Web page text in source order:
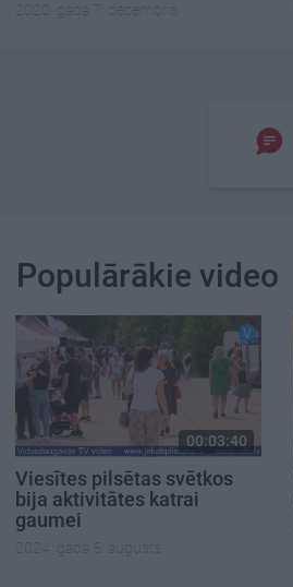
2020. gada 7. decembris
Populārākie video
00:03:40
Viesītes pilsētas svētkos
bija aktivitātes katrai
gaumei
2024. gada 5. augusts